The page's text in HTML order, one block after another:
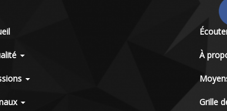
À
Grille